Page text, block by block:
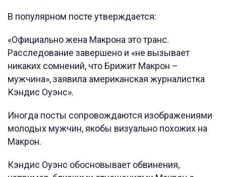
В популярном посте утверждается:
«Официально жена Макрона это транс.
Расследование завершено и «не вызывает
никаких сомнений, что Брижит Макрон –
мужчина», заявила американская журналистка
Кэндис Оуэнс».
Иногда посты сопровождаются изображениями
молодых мужчин, якобы визуально похожих на
Макрон.
Кэндис Оуэнс обосновывает обвинения,